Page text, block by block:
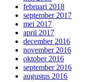
februari 2018
september 2017
mei 2017
april 2017
december 2016
november 2016
oktober 2016
september 2016
augustus 2016